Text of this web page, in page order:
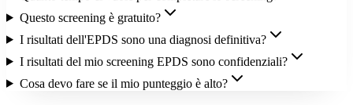
Questo screening è gratuito?
I risultati dell'EPDS sono una diagnosi definitiva?
I risultati del mio screening EPDS sono confidenziali?
Cosa devo fare se il mio punteggio è alto?